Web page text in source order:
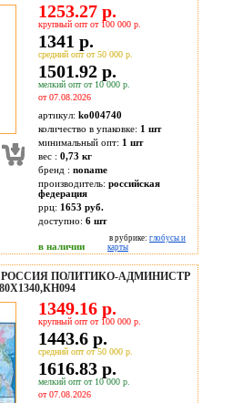
1253.27 р.
крупный опт от 100 000 р.
1341 р.
средний опт от 50 000 р.
1501.92 р.
мелкий опт от 10 000 р.
от 07.08.2026
артикул: ko004740
количество в упаковке: 1 шт
минимальный опт: 1 шт
вес : 0,73 кг
бренд : noname
производитель: российская
федерация
ррц: 1653 руб.
доступно: 6 шт
в наличии
в рубрике: глобусы и
карты
ПОЛИТИКО-АДМИНИСТР
1349.16 р.
крупный опт от 100 000 р.
1443.6 р.
средний опт от 50 000 р.
1616.83 р.
мелкий опт от 10 000 р.
от 07.08.2026